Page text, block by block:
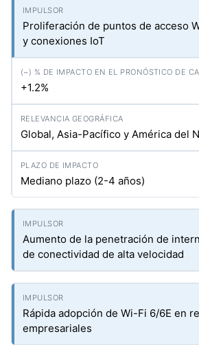
Proliferación de puntos de acceso
y conexiones IoT
+1.2%
Global, Asia-Pacífico y América del
Mediano plazo (2-4 años)
Aumento de la penetración de
de conectividad de alta velocidad
Rápida adopción de Wi-Fi 6/6E en
empresariales